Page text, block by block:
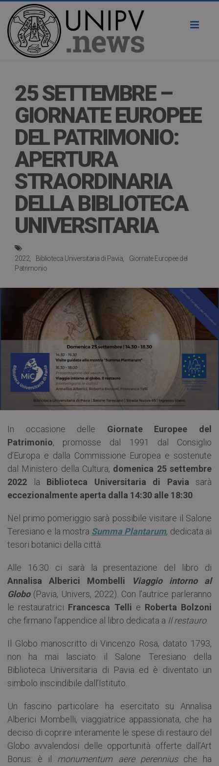
25 SETTEMBRE –
GIORNATE EUROPEE
DEL PATRIMONIO:
APERTURA
STRAORDINARIA
DELLA BIBLIOTECA
UNIVERSITARIA
2022 Biblioteca Universitaria di Pavia
Giornate Europee del
Patrimonio
In occasione delle Giornate Europee del
Patrimonio, promosse dal 1991 dal Consiglio
d’Europa e dalla Commissione Europea e sostenute
dal Ministero della Cultura, domenica 25 settembre
2022 la Biblioteca Universitaria di Pavia sarà
eccezionalmente aperta dalla 14:30 alle 18:30
Nel primo pomeriggio sarà possibile visitare il Salone
Teresiano e la mostra Summa Plantarum, dedicata ai
tesori botanici della città.
Alle 16:30 ci sarà la presentazione del libro di
Annalisa Alberici Mombelli
Viaggio intorno al
Globo(Pavia, Univers, 2022). Con l’autrice parleranno
le restauratrici Francesca Telli e Roberta Bolzoni
che firmano l’appendice al libro dedicata a Il restauro.
Il Globo manoscritto di Vincenzo Rosa, datato 1793,
non ha mai lasciato il Salone Teresiano della
Biblioteca Universitaria di Pavia ed è diventato un
simbolo inscindibile dall’Istituto.
Un fascino particolare ha esercitato su Annalisa
Alberici Mombelli, viaggiatrice appassionata, che ha
deciso di coprire interamente le spese di restauro del
Globo avvalendosi delle opportunità offerte dall’Art
Bonus: è il monumentum aere perenniusche ha